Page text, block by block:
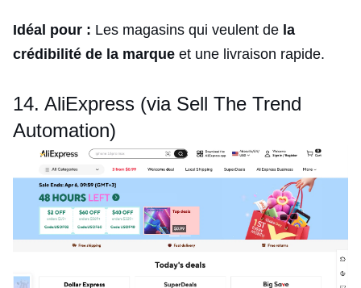
Idéal pour : Les magasins qui veulent de la
crédibilité de la marque et une livraison rapide.
14. AliExpress (via Sell The Trend
Automation)